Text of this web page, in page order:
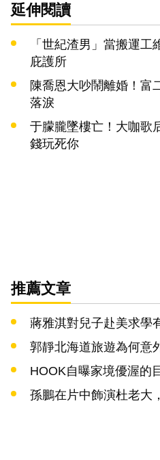
延伸閱讀
「世紀渣男」當搬運
庇護所
陳喬恩大吵鬧離婚！富
落淚
于朦朧墜樓亡！大咖歌
錢玩死你
推薦文章
蔣雅淇對兒子赴美求學
郭靜北海道旅遊為何意
HOOK自曝家境優渥的
孫鵬在片中飾演杜老大